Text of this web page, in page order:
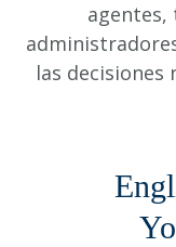
agentes,
las decisiones